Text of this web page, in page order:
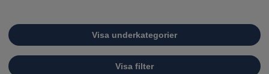
Visa underkategorier
Visa filter